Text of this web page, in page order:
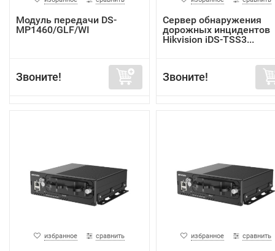
Модуль передачи DS-
MP1460/GLF/WI
Звоните!
Сервер обнаружения
дорожных инцидентов
Hikvision iDS-TSS3...
Звоните!
избранное сравнить избранное сравнить